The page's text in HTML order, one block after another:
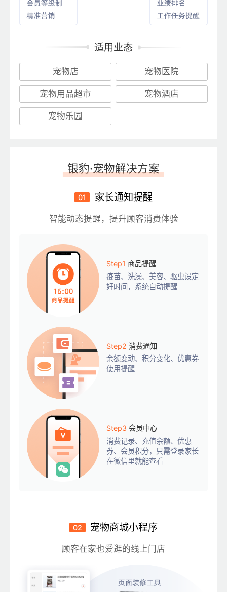
适用业态
宠物店 宠物医院
宠物用品超市 宠物酒店
宠物乐园
银豹·宠物解决方案
01 家长通知提醒
智能动态提醒，提升顾客消费体验
Step1 商品提醒
疫苗、洗澡、美容、驱虫设定
好时间，系统自动提醒
Step2 消费通知
余额变动、积分变化、优惠券
使用提醒
Step3 会员中心
消费记录、充值余额、优惠
券、会员积分，只需登录家长
在微信里就能查看
02 宠物商城小程序
顾客在家也爱逛的线上门店